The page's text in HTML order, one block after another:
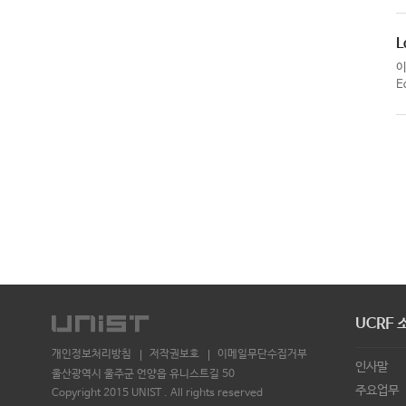
개인정보처리방침 저작권보호
이메일무단수집거부
울산광역시 울주군 언양읍 유니스트길 50
Copyright 2015 UNIST . All rights reserved
UCRF
인사말
주요업무